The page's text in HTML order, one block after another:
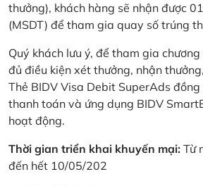
thưởng), khách hàng sẽ nhận được
(MSDT) để tham gia quay số trúng
Quý khách lưu ý, để tham gia
đủ điều kiện xét thưởng, nhận
Thẻ BIDV Visa Debit SuperAds
thanh toán và ứng dụng BIDV
hoạt động.
Thời gian triển khai khuyến mại: Từ
đến hết 10/05/202